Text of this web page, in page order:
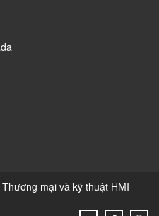
mại và kỹ thuật HMI